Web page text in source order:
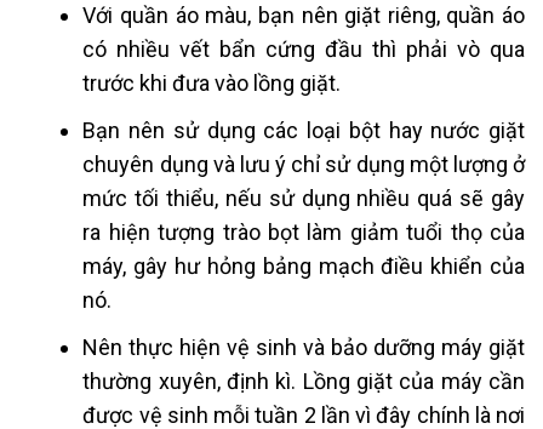
Với quần áo màu, bạn nên giặt riêng, quần áo
có nhiều vết bẩn cứng đầu thì phải vò qua
trước khi đưa vào lồng giặt.
Bạn nên sử dụng các loại bột hay nước giặt
chuyên dụng và lưu ý chỉ sử dụng một lượng ở
mức tối thiểu, nếu sử dụng nhiều quá sẽ gây
ra hiện tượng trào bọt làm giảm tuổi thọ của
máy, gây hư hỏng bảng mạch điều khiển của
nó.
Nên thực hiện vệ sinh và bảo dưỡng máy giặt
thường xuyên, định kì. Lồng giặt của máy cần
được vệ sinh mỗi tuần 2 lần vì đây chính là nơi